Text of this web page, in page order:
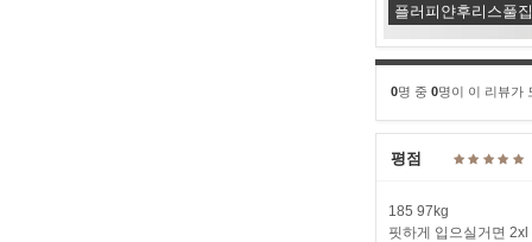
플러피얀후리스풀
0명 중 0명이 이 리뷰가
평점
185 97kg
핏하게 입으실거면